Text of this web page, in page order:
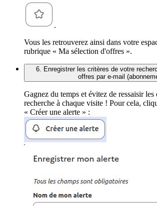
.
Vous les retrouverez ainsi dans votre
rubrique « Ma sélection d'offres ».
6. Enregistrer les critères de votre
offres par e-mail
Gagnez du temps et évitez de ressaisir les
recherche à chaque visite ! Pour cela,
« Créer une alerte » :